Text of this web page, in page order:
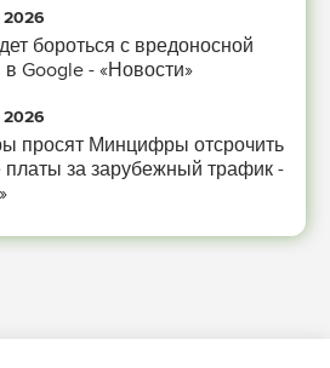
с хорошим советом, это пропустить его мимо
полезен никому, кроме того, кто его дал.
и очень не люблю, когда их дают мне.
бороться с вредоносной
Google - «Новости»
просят Минцифры отсрочить
платы за зарубежный трафик -